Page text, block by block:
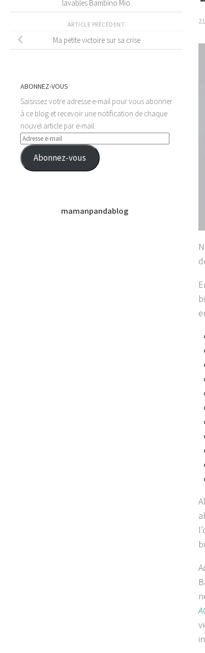
lavables Bambino Mio.
ARTICLE PRÉCÉDENT
Ma petite victoire sur sa crise
ABONNEZ-VOUS
Saisissez votre adresse e-mail pour vous abonner
à ce blog et recevoir une notification de chaque
nouvel article par e-mail.
Adresse
e-
mail
Abonnez-vous
mamanpandablog